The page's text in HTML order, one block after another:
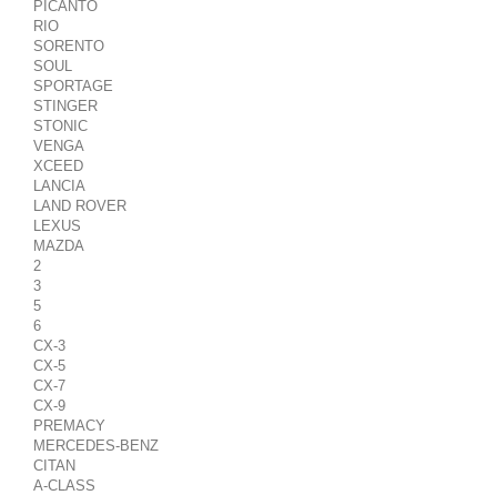
PICANTO
RIO
SORENTO
SOUL
SPORTAGE
STINGER
STONIC
VENGA
XCEED
LANCIA
LAND ROVER
LEXUS
MAZDA
2
3
5
6
CX-3
CX-5
CX-7
CX-9
PREMACY
MERCEDES-BENZ
CITAN
A-CLASS